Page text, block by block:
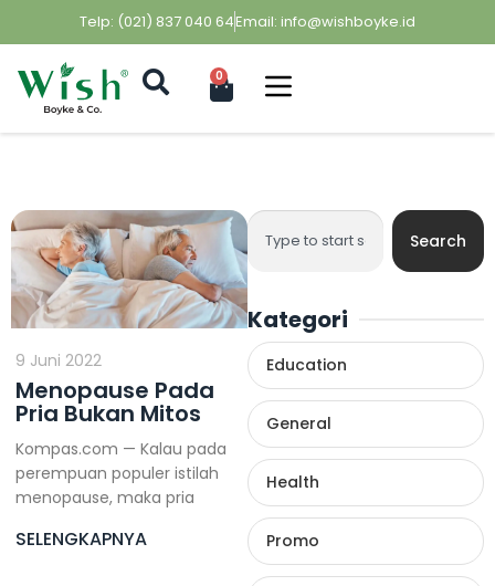
Telp: (021) 837 040 64Email: info@wishboyke.id
0
Search
Kategori
Education
General
Health
Promo
Menopause Pada
Pria Bukan Mitos
9 Juni 2022
Kompas.com — Kalau pada
perempuan populer istilah
menopause, maka pria
SELENGKAPNYA